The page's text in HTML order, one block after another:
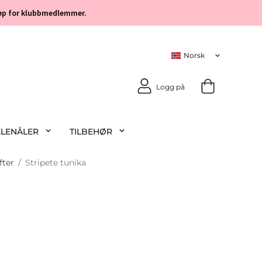
for klubbmedlemmer.
Logg på
TILBEHØR
/ Stripete tunika